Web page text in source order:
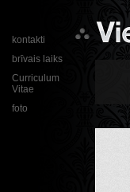
kontakti
brīvais laiks
Curriculum
Vitae
foto